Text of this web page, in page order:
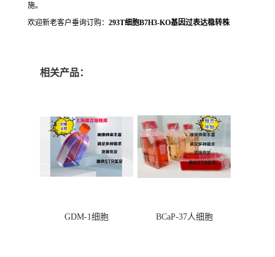
施。
欢迎新老客户垂询订购： 293T细胞B7H3-KO基因过表达稳转株
相关产品：
GDM-1细胞 BCaP-37人细胞